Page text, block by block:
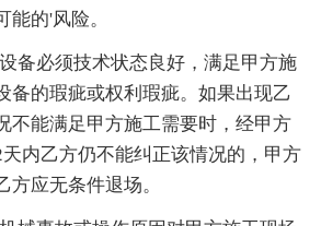
能的'风险。
必须技术状态良好，满足甲方施
备的瑕疵或权利瑕疵。如果出现乙
不能满足甲方施工需要时，经甲方
内乙方仍不能纠正该情况的，甲方
方应无条件退场。